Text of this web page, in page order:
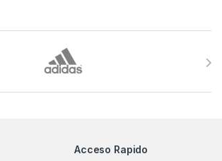
Acceso Rapido